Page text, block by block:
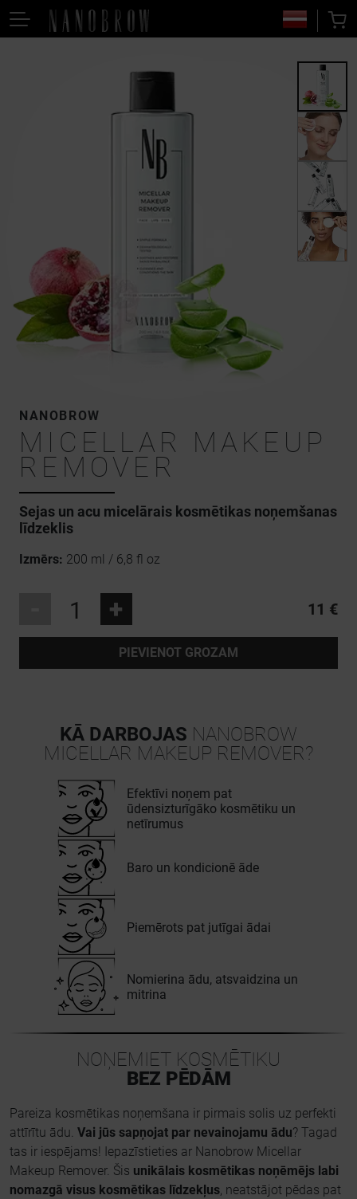
NANOBROW
MICELLAR MAKEUP
REMOVER
Sejas un acu micelārais kosmētikas noņemšanas
līdzeklis
Izmērs: 200 ml / 6,8 fl oz
+ 11 €
PIEVIENOT GROZAM
KĀ DARBOJAS NANOBROW
MICELLAR MAKEUP REMOVER?
Efektīvi noņem pat
ūdensizturīgāko kosmētiku un
netīrumus
Baro un kondicionē āde
Piemērots pat jutīgai ādai
Nomierina ādu, atsvaidzina un
mitrina
NOŅEMIET KOSMĒTIKU
BEZ PĒDĀM
Pareiza kosmētikas noņemšana ir pirmais solis uz perfekti
attīrītu ādu. Vai jūs sapņojat par nevainojamu ādu? Tagad
tas ir iespējams! Iepazīstieties ar Nanobrow Micellar
Makeup Remover. Šis unikālais kosmētikas noņēmējs labi
nomazgā visus kosmētikas līdzekļus , neatstājot pēdas pat